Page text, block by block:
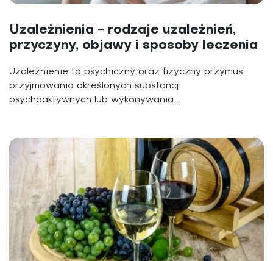
Uzależnienia - rodzaje uzależnień,
przyczyny, objawy i sposoby leczenia
Uzależnienie to psychiczny oraz fizyczny przymus
przyjmowania określonych substancji
psychoaktywnych lub wykonywania...